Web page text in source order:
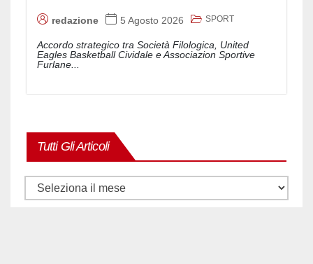
redazione 5 Agosto 2026 SPORT
Accordo strategico tra Società Filologica, United
Eagles Basketball Cividale e Associazion Sportive
Furlane...
Tutti Gli Articoli
Tutti